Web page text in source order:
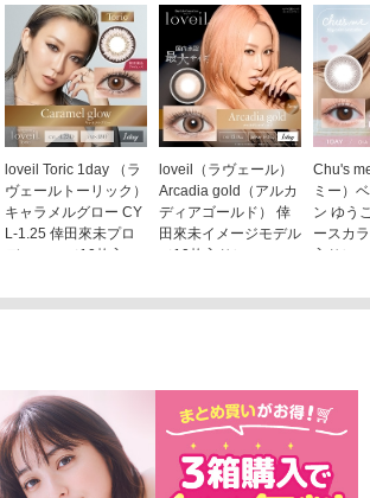
loveil Toric 1day （ラ
ヴェールトーリック）
キャラメルグロー CY
L-1.25 倖田來未プロ
デュース （10枚入
1,760円(税込)
loveil（ラヴェール）
Arcadia gold（アルカ
ディアゴールド） 倖
田來未イメージモデル
（10枚入り）
Chu's
ミー）
ン ゆう
ースカ
入り）